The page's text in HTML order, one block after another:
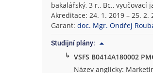
bakalářský, 3 r., Bc., vyučovací
Akreditace: 24. 1. 2019 – 25. 2.
Garant:doc. Mgr. Ondřej
Studijní plány:
↳ VSFS B0414A180002
Název anglicky: